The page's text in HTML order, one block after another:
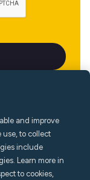
and improve
use, to collect
include
Learn more in
to cookies,